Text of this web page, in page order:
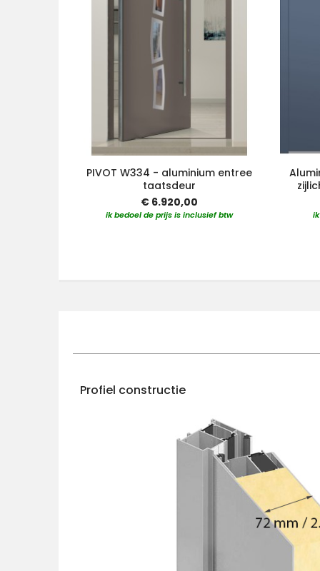
PIVOT W334 - aluminium entree
taatsdeur
€ 6.920,00
ik bedoel de prijs is inclusief btw